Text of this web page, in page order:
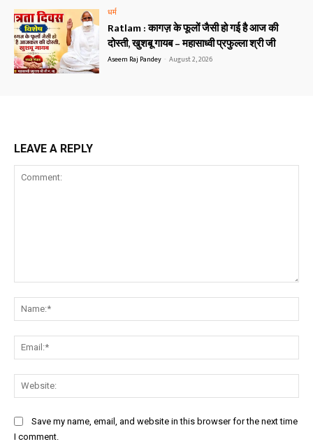
धर्म
Ratlam : कागज़ के फूलों जैसी हो गई है आज की
दोस्ती, खुशबू गायब – महासाध्वी प्रफुल्ला श्री जी
Aseem Raj Pandey - August 2, 2026
LEAVE A REPLY
Save my name, email, and website in this browser for the next time
I comment.